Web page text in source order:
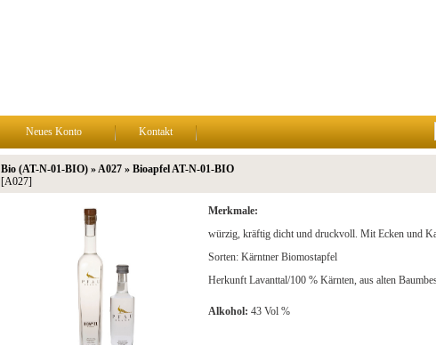
Neues Konto Kontakt
Bio (AT-N-01-BIO) » A027 » Bioapfel AT-N-01-BIO
[A027]
Merkmale:
würzig, kräftig dicht und druckvoll. Mit Ecken und
Sorten: Kärntner Biomostapfel
Herkunft Lavanttal/100 % Kärnten, aus alten
Alkohol: 43 Vol %